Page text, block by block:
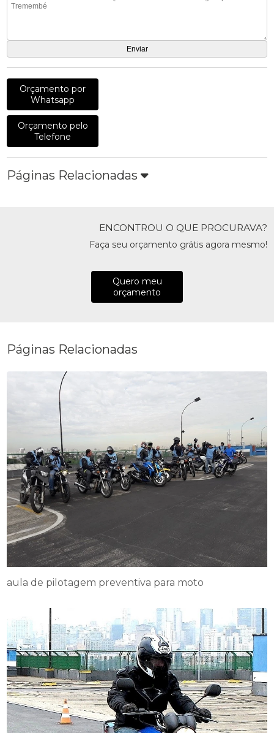
Orçamento por
Whatsapp
Orçamento pelo
Telefone
Páginas Relacionadas
ENCONTROU O QUE PROCURAVA?
Faça seu orçamento grátis agora mesmo!
Quero meu
orçamento
Páginas Relacionadas
aula de pilotagem preventiva para moto